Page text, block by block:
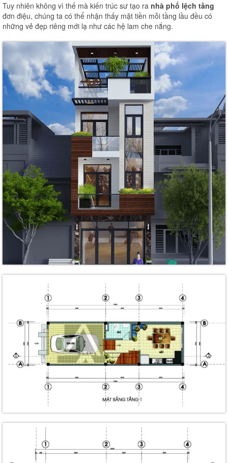
Tuy nhiên không vì thế mà kiến trúc sư tạo ra nhà phố lệch tầng
đơn điệu, chúng ta có thể nhận thấy mặt tiền mỗi tầng lầu đều có
những vẻ đẹp riêng mới lạ như các hệ lam che nắng.